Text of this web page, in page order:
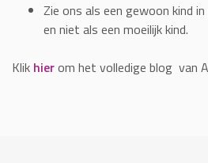
Zie ons als een gewoon kind
en niet als een moeilijk kind.
Klik hierom het volledige blog van